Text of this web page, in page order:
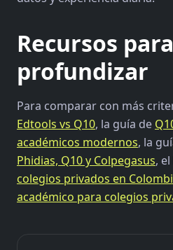
Recursos para
profundizar
Para comparar con más
Edtools vs Q10, la guía de
académicos modernos, la
Phidias, Q10 y Colpegasus,
colegios privados en
académico para colegios